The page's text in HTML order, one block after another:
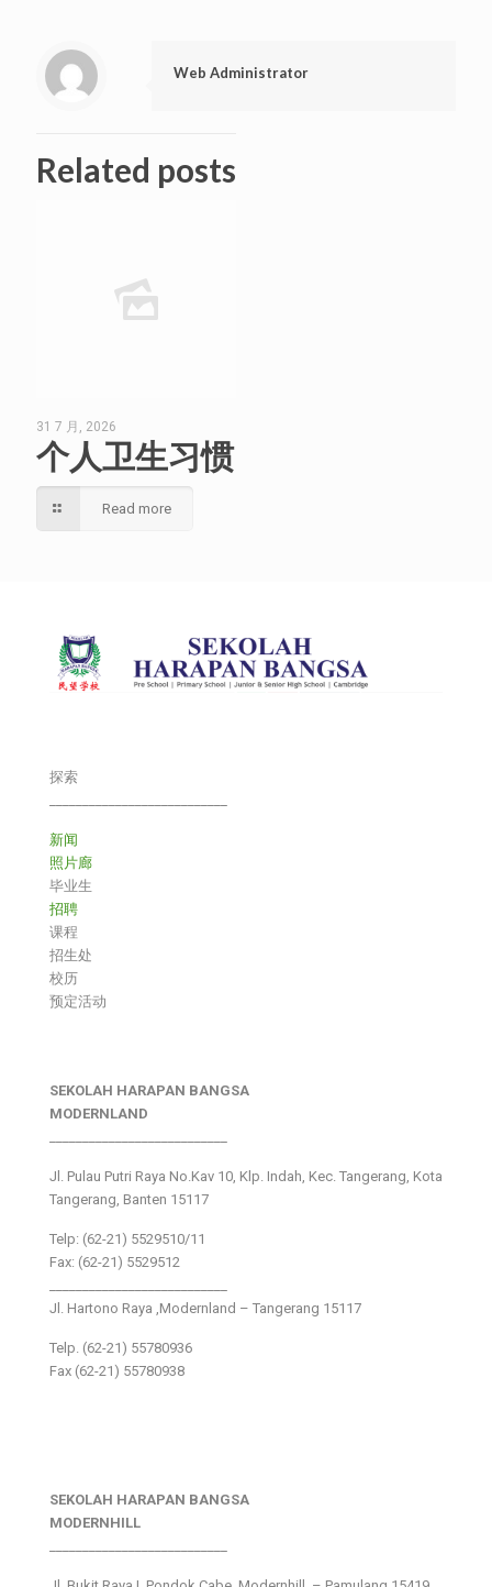
Web Administrator
Related posts
31 7 月, 2026
个人卫生习惯
Read more
探索
新闻
照片廊
毕业生
招聘
课程
招生处
校历
预定活动
SEKOLAH HARAPAN BANGSA
MODERNLAND
Jl. Pulau Putri Raya No.Kav 10, Klp. Indah, Kec. Tangerang, Kota
Tangerang, Banten 15117
Telp: (62-21) 5529510/11
Fax: (62-21) 5529512
Jl. Hartono Raya ,Modernland – Tangerang 15117
Telp. (62-21) 55780936
Fax (62-21) 55780938
SEKOLAH HARAPAN BANGSA
MODERNHILL